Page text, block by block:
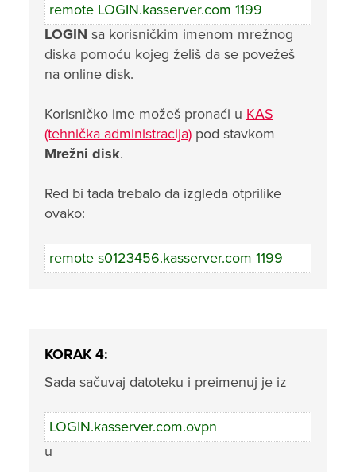
remote LOGIN.kasserver.com 1199
LOGIN sa korisničkim imenom mrežnog
diska pomoću kojeg želiš da se povežeš
na online disk.
Korisničko ime možeš pronaći u KAS
(tehnička administracija) pod stavkom
Mrežni disk.
Red bi tada trebalo da izgleda otprilike
ovako:
remote s0123456.kasserver.com 1199
KORAK 4:
Sada sačuvaj datoteku i preimenuj je iz
LOGIN.kasserver.com.ovpn
u